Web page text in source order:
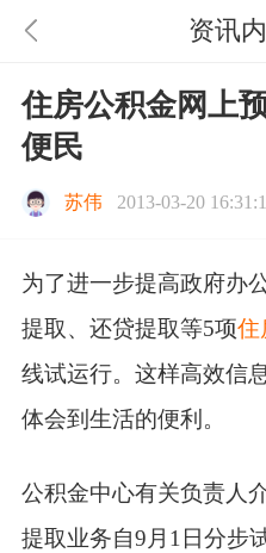
资讯
住房公积金网上
便民
苏伟 2013-03-20
为了进一步提高政府办
提取、还贷提取等5项住
线试运行。这样高效信
体会到生活的便利。
公积金中心有关负责人
提取业务自9月1日分步